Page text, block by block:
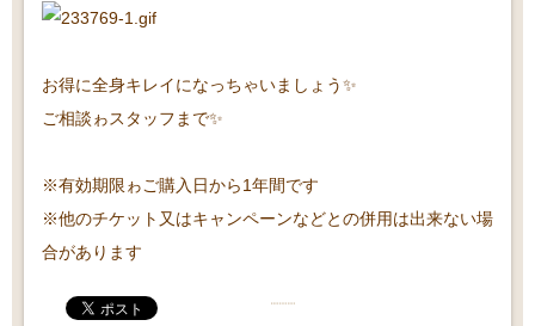
お得に全身キレイになっちゃいましょう✨
ご相談ゎスタッフまで✨
※有効期限ゎご購入日から1年間です
※他のチケット又はキャンペーンなどとの併用は出来ない場
合があります